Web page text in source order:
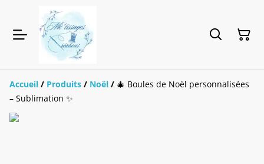
Accueil / Produits / Noël / 🎄 Boules de Noël personnalisées
– Sublimation ✨